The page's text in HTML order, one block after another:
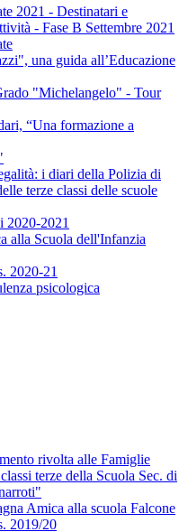
2021 - Destinatari e
- Fase B Settembre 2021
una guida all’Educazione
"Michelangelo" - Tour
“Una formazione a
i diari della Polizia di
terze classi delle scuole
2020-2021
alla Scuola dell'Infanzia
2020-21
psicologica
rivolta alle Famiglie
terze della Scuola Sec. di
Amica alla scuola Falcone
2019/20